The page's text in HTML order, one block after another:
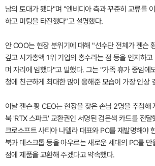
남의 토대가 됐다"며 "엔비디아 측과 꾸준히 교류를
하고 미팅을 타진했다"고 설명했다.
안 COO는 현장 분위기에 대해 "선수단 전체가 젠슨
깊고 시가총액 1위 기업의 총수라는 점 등을 인지하
며 자리에 임했다"고 말했다. 그는 "가족 휴가 중임에
청에 친근하게 최대한 많이 응해준 모습이 가장 인상
이날 젠슨 황 CEO는 현장을 찾은 손님 2명을 추첨해
북 'RTX 스파크' 교환권인 서명된 검은색 카드를 전
크로소프트 사티아 나델라 대표와 PC를 재발명해야
북과 데스크톱 등을 아우르는 새로운 세대의 PC를 만
점에 제품을 교환해 주겠다고 약속했다.